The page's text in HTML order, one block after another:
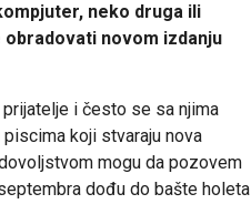
neko druga ili
obradovati novom izdanju
i često se sa njima
koji stvaraju nova
mogu da pozovem
dođu do bašte holeta